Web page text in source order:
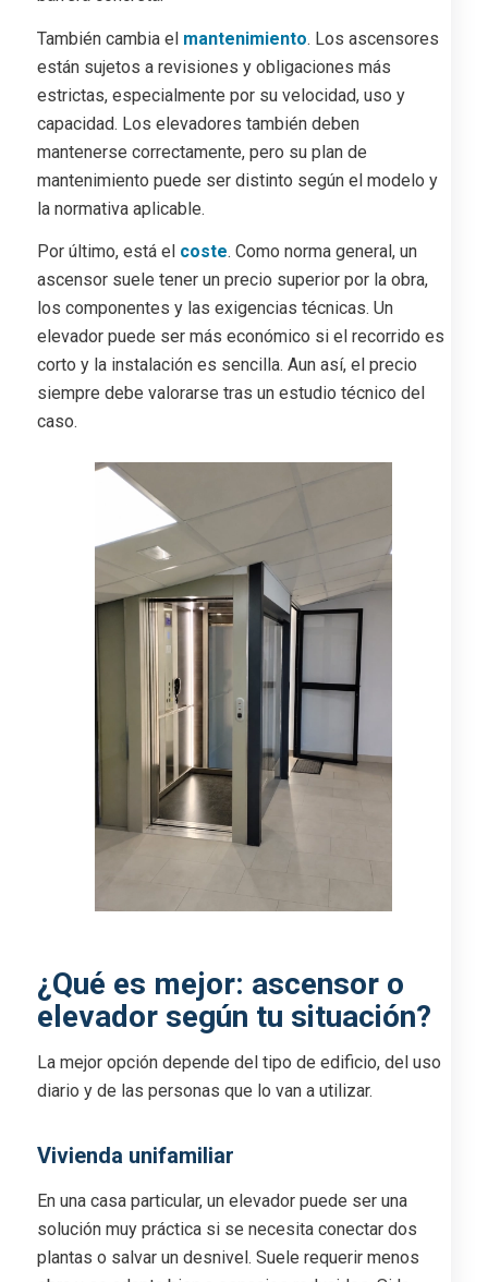
También cambia el mantenimiento. Los ascensores
están sujetos a revisiones y obligaciones más
estrictas, especialmente por su velocidad, uso y
capacidad. Los elevadores también deben
mantenerse correctamente, pero su plan de
mantenimiento puede ser distinto según el modelo y
la normativa aplicable.
Por último, está el coste. Como norma general, un
ascensor suele tener un precio superior por la obra,
los componentes y las exigencias técnicas. Un
elevador puede ser más económico si el recorrido es
corto y la instalación es sencilla. Aun así, el precio
siempre debe valorarse tras un estudio técnico del
caso.
¿Qué es mejor: ascensor o
elevador según tu situación?
La mejor opción depende del tipo de edificio, del uso
diario y de las personas que lo van a utilizar.
Vivienda unifamiliar
En una casa particular, un elevador puede ser una
solución muy práctica si se necesita conectar dos
plantas o salvar un desnivel. Suele requerir menos